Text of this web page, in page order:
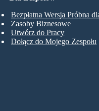
Bezpłatna Wersja Próbna
Zasoby Biznesowe
Utwórz do Pracy
Dołącz do Mojego Zespołu